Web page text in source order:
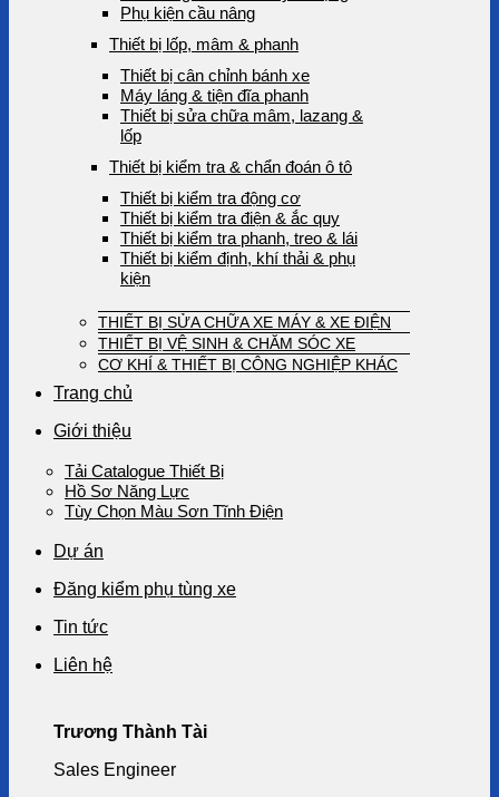
Phụ kiện cầu nâng
Thiết bị lốp, mâm & phanh
Thiết bị cân chỉnh bánh xe
Máy láng & tiện đĩa phanh
Thiết bị sửa chữa mâm, lazang &
lốp
Thiết bị kiểm tra & chẩn đoán ô tô
Thiết bị kiểm tra động cơ
Thiết bị kiểm tra điện & ắc quy
Thiết bị kiểm tra phanh, treo & lái
Thiết bị kiểm định, khí thải & phụ
kiện
THIẾT BỊ SỬA CHỮA XE MÁY & XE ĐIỆN
THIẾT BỊ VỆ SINH & CHĂM SÓC XE
CƠ KHÍ & THIẾT BỊ CÔNG NGHIỆP KHÁC
Trang chủ
Giới thiệu
Tải Catalogue Thiết Bị
Hồ Sơ Năng Lực
Tùy Chọn Màu Sơn Tĩnh Điện
Dự án
Đăng kiểm phụ tùng xe
Tin tức
Liên hệ
Trương Thành Tài
Sales Engineer